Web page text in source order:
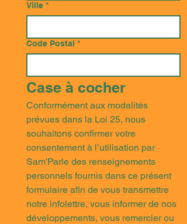
Ville *
Code Postal *
Case à cocher
Conformément aux modalités
prévues dans la Loi 25, nous
souhaitons confirmer votre
consentement à l’utilisation par
Sam'Parle des renseignements
personnels fournis dans ce présent
formulaire afin de vous transmettre
notre infolettre, vous informer de nos
développements, vous remercier ou